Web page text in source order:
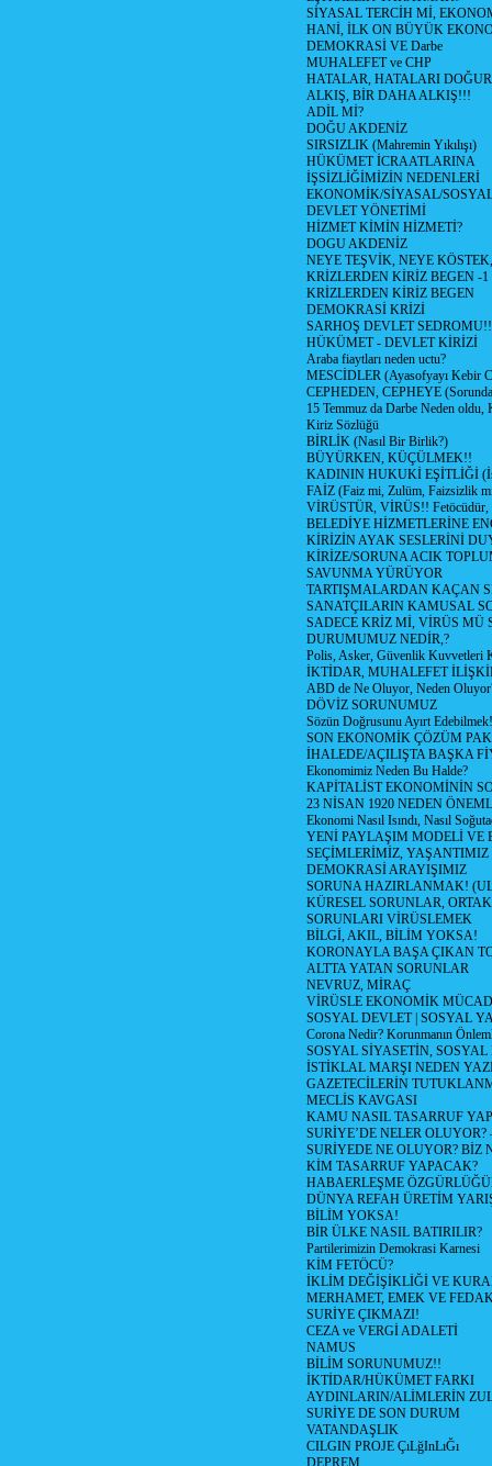
SİYASAL TERCİH Mİ,
HANİ, İLK ON BÜYÜK
DEMOKRASİ VE Darbe
MUHALEFET ve CHP
HATALAR, HATALARI
ALKIŞ, BİR DAHA ALKIŞ!!!
ADİL Mİ?
DOĞU AKDENİZ
SIRSIZLIK (Mahremin Yıkılışı)
HÜKÜMET İCRAATLARINA
İŞSİZLİĞİMİZİN NEDENLERİ
EKONOMİK/SİYASAL/
DEVLET YÖNETİMİ
HİZMET KİMİN HİZMETİ?
DOGU AKDENİZ
NEYE TEŞVİK, NEYE
KRİZLERDEN KİRİZ BEGEN -1
KRİZLERDEN KİRİZ BEGEN
DEMOKRASİ KRİZİ
SARHOŞ DEVLET SEDROMU!!
HÜKÜMET - DEVLET KİRİZİ
Araba fiaytları neden uctu?
MESCİDLER (Ayasofyayı Kebir
CEPHEDEN, CEPHEYE
15 Temmuz da Darbe Neden oldu,
Kiriz Sözlüğü
BİRLİK (Nasıl Bir Birlik?)
BÜYÜRKEN, KÜÇÜLMEK!!
KADININ HUKUKİ EŞİTLİĞİ
FAİZ (Faiz mi, Zulüm, Faizsizlik
VİRÜSTÜR, VİRÜS!! Fetöcüdür,
BELEDİYE HİZMETLERİNE
KİRİZİN AYAK SESLERİNİ
KİRİZE/SORUNA ACIK
SAVUNMA YÜRÜYOR
TARTIŞMALARDAN KAÇAN
SANATÇILARIN KAMUSAL
SADECE KRİZ Mİ, VİRÜS MÜ
DURUMUMUZ NEDİR,?
Polis, Asker, Güvenlik Kuvvetleri
İKTİDAR, MUHALEFET
ABD de Ne Oluyor, Neden
DÖVİZ SORUNUMUZ
Sözün Doğrusunu Ayırt Edebilmek!
SON EKONOMİK ÇÖZÜM
İHALEDE/AÇILIŞTA BAŞKA
Ekonomimiz Neden Bu Halde?
KAPİTALİST EKONOMİNİN
23 NİSAN 1920 NEDEN
Ekonomi Nasıl Isındı, Nasıl
YENİ PAYLAŞIM MODELİ VE
SEÇİMLERİMİZ, YAŞANTIMIZ
DEMOKRASİ ARAYIŞIMIZ
SORUNA HAZIRLANMAK!
KÜRESEL SORUNLAR,
SORUNLARI VİRÜSLEMEK
BİLGİ, AKIL, BİLİM YOKSA!
KORONAYLA BAŞA ÇIKAN
ALTTA YATAN SORUNLAR
NEVRUZ, MİRAÇ
VİRÜSLE EKONOMİK
SOSYAL DEVLET | SOSYAL
Corona Nedir? Korunmanın
SOSYAL SİYASETİN,
İSTİKLAL MARŞI NEDEN
GAZETECİLERİN
MECLİS KAVGASI
KAMU NASIL TASARRUF
SURİYE’DE NELER OLUYOR?
SURİYEDE NE OLUYOR? BİZ
KİM TASARRUF YAPACAK?
HABAERLEŞME
DÜNYA REFAH ÜRETİM
BİLİM YOKSA!
BİR ÜLKE NASIL BATIRILIR?
Partilerimizin Demokrasi Karnesi
KİM FETÖCÜ?
İKLİM DEĞİŞİKLİĞİ VE
MERHAMET, EMEK VE
SURİYE ÇIKMAZI!
CEZA ve VERGİ ADALETİ
NAMUS
BİLİM SORUNUMUZ!!
İKTİDAR/HÜKÜMET FARKI
AYDINLARIN/ALİMLERİN
SURİYE DE SON DURUM
VATANDAŞLIK
CILGIN PROJE ÇıLğInLıĞı
DEPREM